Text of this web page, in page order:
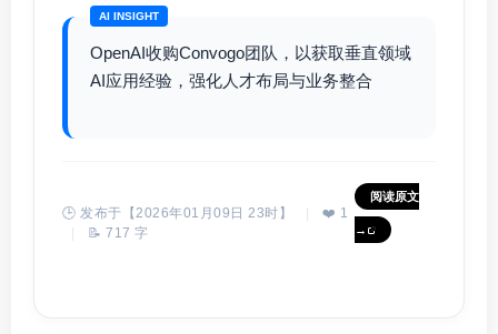
AI INSIGHT
OpenAI收购Convogo团队，以获取垂直领域
AI应用经验，强化人才布局与业务整合
🕒 发布于【2026年01月09日 23时】
❤️ 1
📝 717 字
阅读原文
→